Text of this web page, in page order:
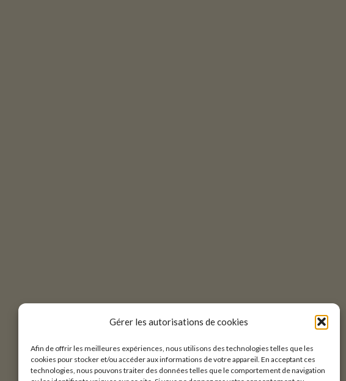
Gérer les autorisations de cookies
Afin de offrir les meilleures expériences, nous utilisons des technologies telles que les
cookies pour stocker et/ou accéder aux informations de votre appareil. En acceptant ces
technologies, nous pouvons traiter des données telles que le comportement de navigation